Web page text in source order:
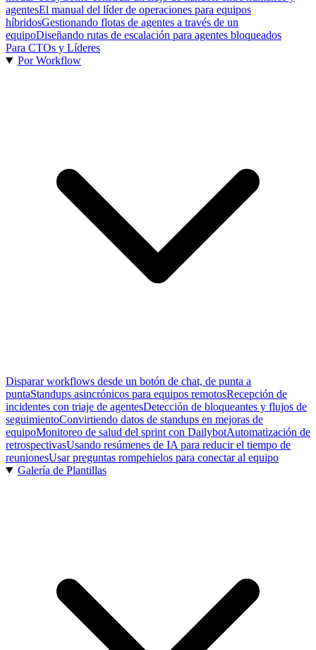
agentesEl manual del líder de operaciones para equipos
híbridosGestionando flotas de agentes a través de un
equipoDiseñando rutas de escalación para agentes bloqueados
Para CTOs y Líderes
Por Workflow
Disparar workflows desde un botón de chat, de punta a
puntaStandups asincrónicos para equipos remotosRecepción de
incidentes con triaje de agentesDetección de bloqueantes y flujos de
seguimientoConvirtiendo datos de standups en mejoras de
equipoMonitoreo de salud del sprint con DailybotAutomatización de
retrospectivasUsando resúmenes de IA para reducir el tiempo de
reunionesUsar preguntas rompehielos para conectar al equipo
Galería de Plantillas